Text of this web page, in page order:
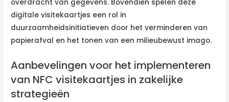
overdracht van gegevens. Bovendien spelen deze
digitale visitekaartjes een rol in
duurzaamheidsinitiatieven door het verminderen van
papierafval en het tonen van een milieubewust imago.
Aanbevelingen voor het implementeren
van NFC visitekaartjes in zakelijke
strategieën